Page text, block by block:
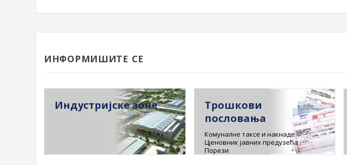
ИНФОРМИШИТЕ СЕ
Индустријске зоне
Трошкови
пословања
Комуналне таксе и накнаде
Цјеновник јавних предузећа .
Порези